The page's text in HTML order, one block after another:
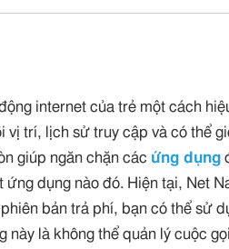
internet của trẻ một cách
vị trí, lịch sử truy cập và có thể
giúp ngăn chặn các ứng dụng
dụng nào đó. Hiện tại, Net
bản trả phí, bạn có thể sử
là không thể quản lý cuộc